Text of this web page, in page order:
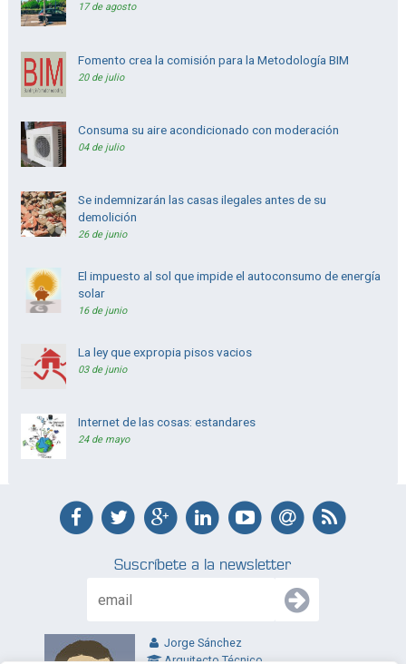
17 de agosto
Fomento crea la comisión para la Metodología BIM
20 de julio
Consuma su aire acondicionado con moderación
04 de julio
Se indemnizarán las casas ilegales antes de su
demolición
26 de junio
El impuesto al sol que impide el autoconsumo de energía
solar
16 de junio
La ley que expropia pisos vacios
03 de junio
Internet de las cosas: estandares
24 de mayo
Suscríbete a la newsletter
Jorge Sánchez
Arquitecto Técnico